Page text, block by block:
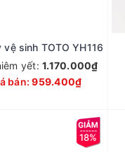
vệ sinh TOTO YH116
yết:1.170.000₫
bán:959.400₫
18%